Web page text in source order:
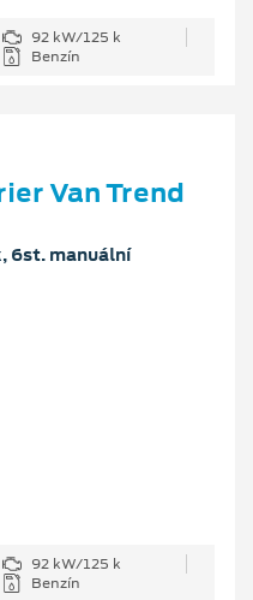
92 kW/125 k
Benzín
Van Trend
6st. manuální
92 kW/125 k
Benzín